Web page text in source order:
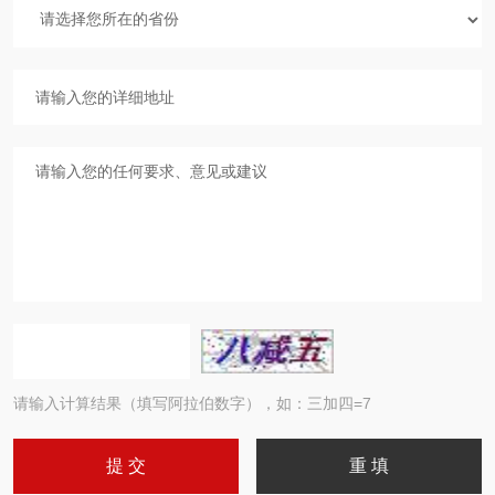
请输入计算结果（填写阿拉伯数字），如：三加四=7